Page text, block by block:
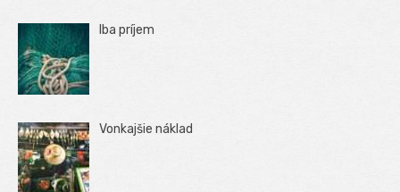
Iba príjem
Vonkajšie náklad